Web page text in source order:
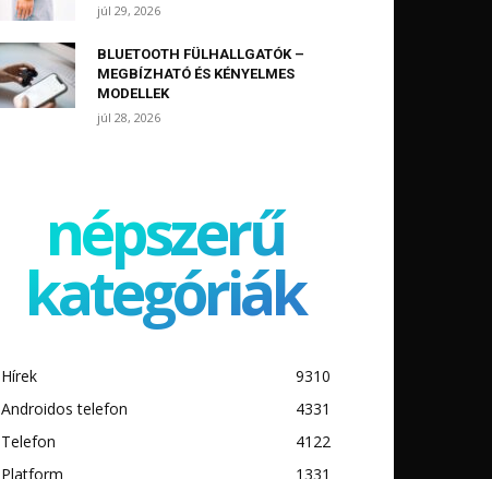
júl 29, 2026
BLUETOOTH FÜLHALLGATÓK –
MEGBÍZHATÓ ÉS KÉNYELMES
MODELLEK
júl 28, 2026
népszerű
kategóriák
Hírek
9310
Androidos telefon
4331
Telefon
4122
Platform
1331